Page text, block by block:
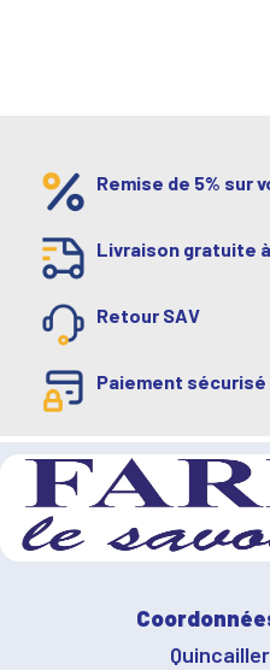
Remise de 5% sur
Livraison gratuite
Retour SAV
Paiement sécurisé